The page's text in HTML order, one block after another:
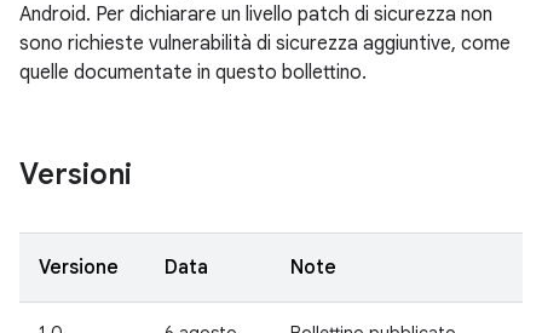
Android. Per dichiarare un livello patch di sicurezza non
sono richieste vulnerabilità di sicurezza aggiuntive, come
quelle documentate in questo bollettino.
Versioni
Versione Data Note